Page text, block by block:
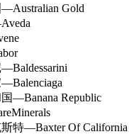
Gold
—Banana Republic
特—Baxter Of California